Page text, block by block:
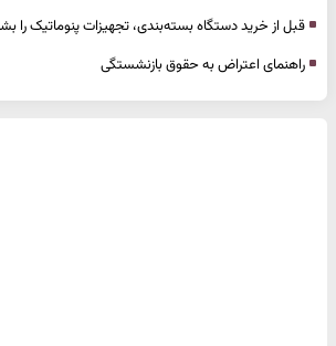
قبل از خرید دستگاه بسته‌بندی، تجهیزات پنوماتیک را
راهنمای اعتراض به حقوق بازنشستگی